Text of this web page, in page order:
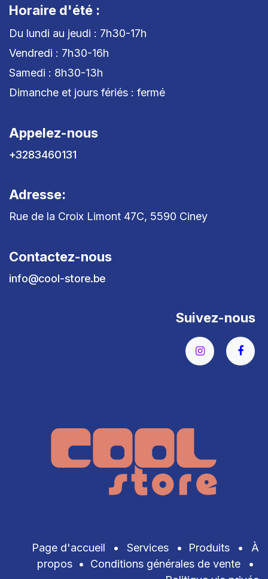
Horaire d'été :
Du lundi au jeudi : 7h30-17h
Vendredi : 7h30-16h
Samedi : 8h30-13h
Dimanche et jours fériés : fermé
Appelez-nous
+3283460131
Adresse:
Rue de la Croix Limont 47C, 5590 Ciney
Contactez-nous
info@cool-store.be
Suivez-nous
Page d'accueil • Services • Produits •
À
propos • Conditions générales de vente
•